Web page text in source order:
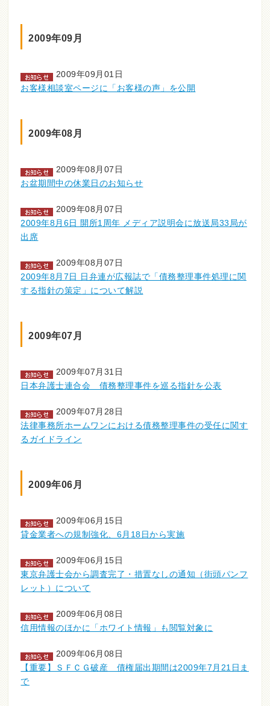
2009年09月
2009年09月01日
お客様相談室ページに「お客様の声」を公開
2009年08月
2009年08月07日
お盆期間中の休業日のお知らせ
2009年08月07日
2009年8月6日 開所1周年 メディア説明会に放送局33局が
出席
2009年08月07日
2009年8月7日 日弁連が広報誌で「債務整理事件処理に関
する指針の策定」について解説
2009年07月
2009年07月31日
日本弁護士連合会 債務整理事件を巡る指針を公表
2009年07月28日
法律事務所ホームワンにおける債務整理事件の受任に関す
るガイドライン
2009年06月
2009年06月15日
貸金業者への規制強化、6月18日から実施
2009年06月15日
東京弁護士会から調査完了・措置なしの通知（街頭パンフ
レット）について
2009年06月08日
信用情報のほかに「ホワイト情報」も閲覧対象に
2009年06月08日
【重要】ＳＦＣＧ破産 債権届出期間は2009年7月21日ま
で